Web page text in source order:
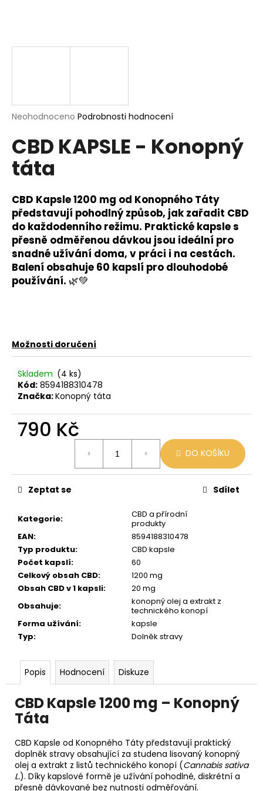
Průměrné
produktu
je
0,0
z
hvězdiček.
Neohodnoceno Podrobnosti hodnocení
CBD KAPSLE - Konopný
táta
CBD Kapsle 1200 mg od Konopného Táty
představují pohodlný způsob, jak zařadit CBD
do každodenního režimu. Praktické kapsle s
přesně odměřenou dávkou jsou ideální pro
snadné užívání doma, v práci i na cestách.
Balení obsahuje 60 kapslí pro dlouhodobé
používání. 🌿💚
Možnosti doručení
Skladem (4 ks)
Kód: 8594188310478
Značka:Konopný táta
790 Kč
DO KOŠÍKU
Kategorie:
CBD a přírodní
produkty
EAN:
8594188310478
Typ produktu:
CBD kapsle
Počet kapslí:
60
Celkový obsah CBD:
1200 mg
Obsah CBD v 1 kapsli:
20 mg
Obsahuje:
konopný olej a extrakt z
technického konopí
Forma užívání:
kapsle
Typ: Dolněk stravy
Zeptat se Sdílet
Popis Hodnocení Diskuze
CBD Kapsle 1200 mg – Konopný
Táta
CBD Kapsle od Konopného Táty představují praktický
doplněk stravy obsahující za studena lisovaný konopný
olej a extrakt z listů technického konopí (Cannabis sativa
L.). Díky kapslové formě je užívání pohodlné, diskrétní a
přesně dávkované bez nutnosti odměřování.
í
o
p
o
r
u
č
u
j
EZ
CARTRIDGE
3ML
OHM
109
Kč